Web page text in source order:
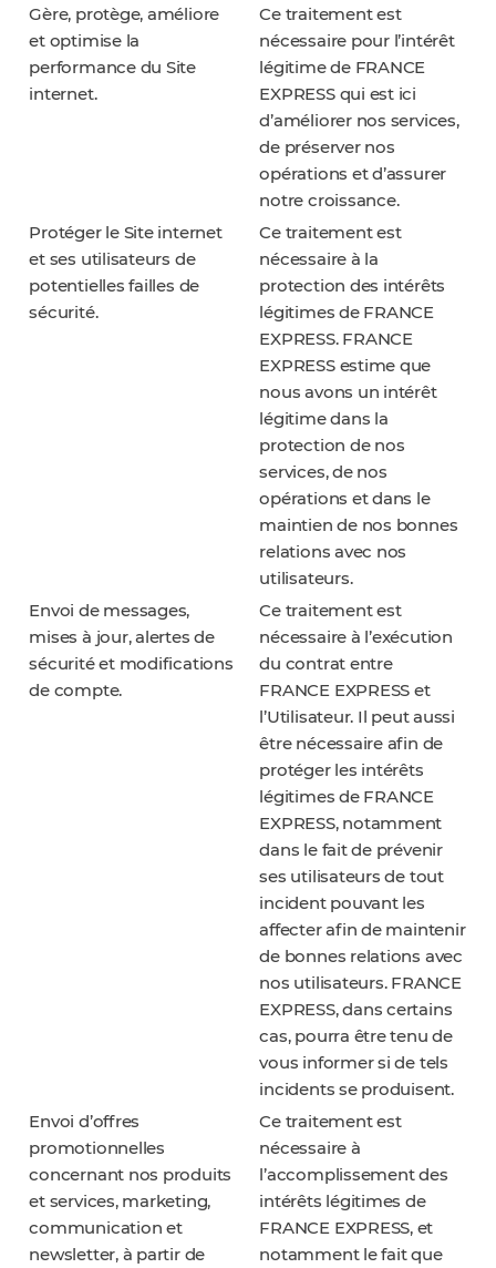
Gère, protège, améliore
et optimise la
performance du Site
internet.
Ce traitement est
nécessaire pour l’intérêt
légitime de FRANCE
EXPRESS qui est ici
d’améliorer nos services,
de préserver nos
opérations et d’assurer
notre croissance.
Protéger le Site internet
et ses utilisateurs de
potentielles failles de
sécurité.
Ce traitement est
nécessaire à la
protection des intérêts
légitimes de FRANCE
EXPRESS. FRANCE
EXPRESS estime que
nous avons un intérêt
légitime dans la
protection de nos
services, de nos
opérations et dans le
maintien de nos bonnes
relations avec nos
utilisateurs.
Envoi de messages,
mises à jour, alertes de
sécurité et modifications
de compte.
Ce traitement est
nécessaire à l’exécution
du contrat entre
FRANCE EXPRESS et
l’Utilisateur. Il peut aussi
être nécessaire afin de
protéger les intérêts
légitimes de FRANCE
EXPRESS, notamment
dans le fait de prévenir
ses utilisateurs de tout
incident pouvant les
affecter afin de maintenir
de bonnes relations avec
nos utilisateurs. FRANCE
EXPRESS, dans certains
cas, pourra être tenu de
vous informer si de tels
incidents se produisent.
Envoi d’offres
promotionnelles
concernant nos produits
et services, marketing,
communication et
newsletter, à partir de
Ce traitement est
nécessaire à
l’accomplissement des
intérêts légitimes de
FRANCE EXPRESS, et
notamment le fait que